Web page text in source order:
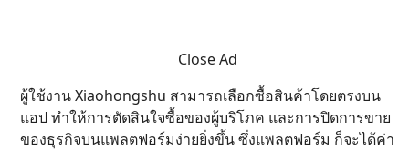
Close Ad
ผู้ใช้งาน Xiaohongshu สามารถเลือกซื้อสินค้าโดยตรงบน
แอป ทำให้การตัดสินใจซื้อของผู้บริโภค และการปิดการขาย
ของธุรกิจบนแพลตฟอร์มง่ายยิ่งขึ้น ซึ่งแพลตฟอร์ม ก็จะได้ค่า